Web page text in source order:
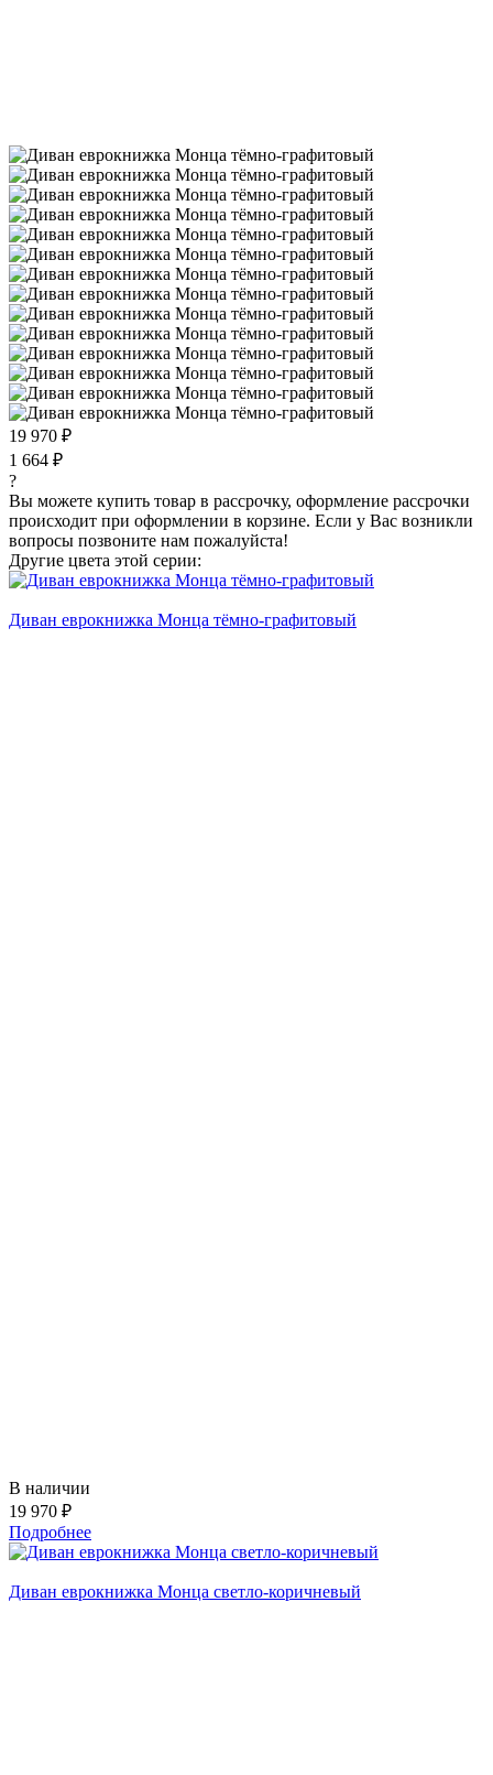
19 970 ₽
1 664 ₽
?
Вы можете купить товар в рассрочку, оформление рассрочки
происходит при оформлении в корзине. Если у Вас возникли
вопросы позвоните нам пожалуйста!
Другие цвета этой серии:
Диван еврокнижка Монца тёмно-графитовый
В наличии
19 970 ₽
Подробнее
Диван еврокнижка Монца светло-коричневый